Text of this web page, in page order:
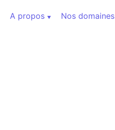
A propos Nos domaines